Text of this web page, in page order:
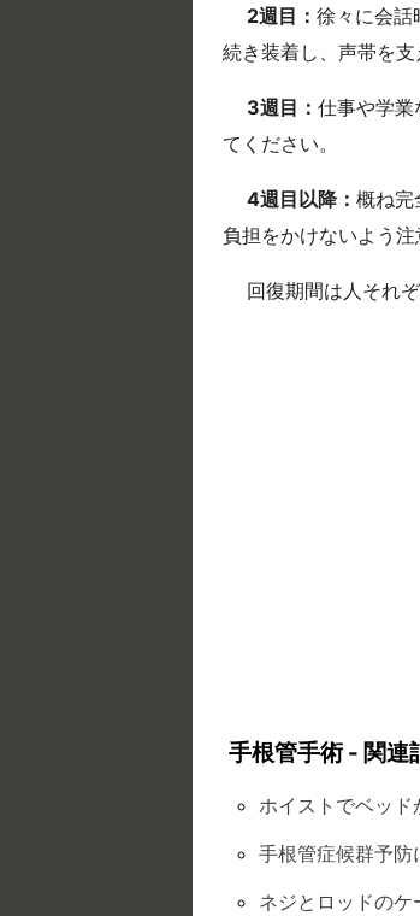
2週目： 徐々に会話
続き装着し、声帯を支
3週目： 仕事や学業
てください。
4週目以降： 概ね完
負担をかけないよう注
回復期間は人それ
手根管手術 - 関連
ホイストでベッド
手根管症候群予防
ネジとロッドの